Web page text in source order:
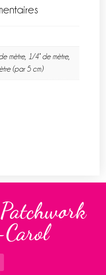
mètre, 1/4° de mètre,
(par 5 cm)